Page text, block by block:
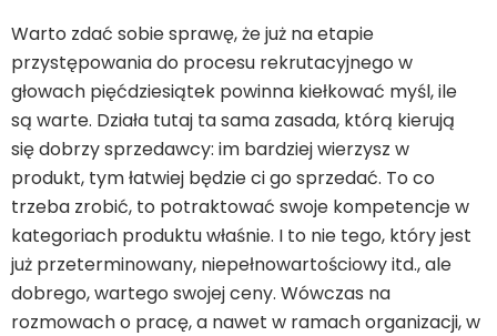
Warto zdać sobie sprawę, że już na etapie
przystępowania do procesu rekrutacyjnego w
głowach pięćdziesiątek powinna kiełkować myśl, ile
są warte. Działa tutaj ta sama zasada, którą kierują
się dobrzy sprzedawcy: im bardziej wierzysz w
produkt, tym łatwiej będzie ci go sprzedać. To co
trzeba zrobić, to potraktować swoje kompetencje w
kategoriach produktu właśnie. I to nie tego, który jest
już przeterminowany, niepełnowartościowy itd., ale
dobrego, wartego swojej ceny. Wówczas na
rozmowach o pracę, a nawet w ramach organizacji, w